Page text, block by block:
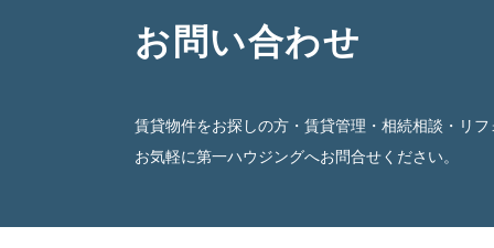
お問い合わせ
賃貸物件をお探しの方・賃貸管理・相続相談・リ
お気軽に第一ハウジングへお問合せください。